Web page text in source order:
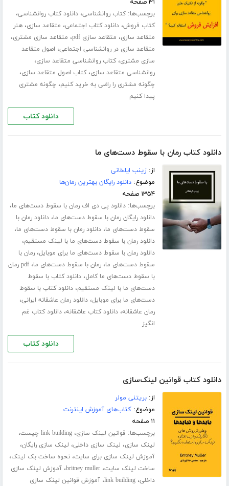
۳۱ صفحه
برچسب‌ها:کتاب روانشناسی،دانلود کتاب روانشناسی،
کتاب فروش،دانلود کتاب اجتماعی، متقاعد سازی،هنر
متقاعد سازی، متقاعد سازی pdf ، متقاعد سازی مشتری،
متقاعد سازی در روانشناسی اجتماعی، اصول متقاعد
سازی مشتری،کتاب روانشناسی متقاعد سازی،
روانشناسی متقاعد سازی،کتاب اصول متقاعد سازی،
چگونه مشتری را راضی به خرید کنیم، چگونه مشتری
پیدا کنیم
دانلود کتاب
دانلود کتاب رمان با سقوط دست‌های ما
از:زینب ایلخانی
موضوع:دانلود رایگان بهترین رمان‌ها
۱۳۵۴ صفحه
برچسب‌ها:دانلود پی دی اف رمان با سقوط دست‌های ما،
دانلود رایگان رمان با سقوط دست‌های ما،دانلود رمان با
سقوط دست‌های ما،دانلود رمان با سقوط دست‌های ما،
دانلود رمان با سقوط دست‌های ما با لینک مستقیم،
دانلود رمان با سقوط دست‌های ما برای موبایل،رمان با
سقوط دست‌های ما،رمان با سقوط دست‌های ما،
pdf رمان
با سقوط دست‌های ما کامل،دانلود کتاب با سقوط
دست‌های ما با لینک مستقیم،دانلود کتاب با سقوط
دست‌های ما برای موبایل،دانلود رمان عاشقانه ایرانی،
رمان عاشقانه،دانلود کتاب عاشقانه،دانلود کتاب غم
انگیز
دانلود کتاب
دانلود کتاب قوانین لینک‌سازی
از:بریتنی مولر
موضوع:کتاب‌های آموزش اینترنت
۱۱ صفحه
برچسب‌ها: قوانین لینک سازی،link building چیست ،
لینک سازی، لینک سازی داخلی، لینک سازی رایگان،
آموزش لینک سازی برای سایت،نحوه ساخت بک لینک،
ساخت لینک سایت،britney muller،آموزش لینک سازی
داخلی،link building،آموزش قوانین لینک سازی